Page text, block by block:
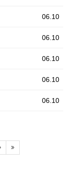
06.10
06.10
06.10
06.10
06.10